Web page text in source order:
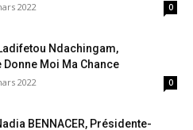
2022 0
Ndachingam,
Moi Ma Chance
2022 0
BENNACER, Présidente-